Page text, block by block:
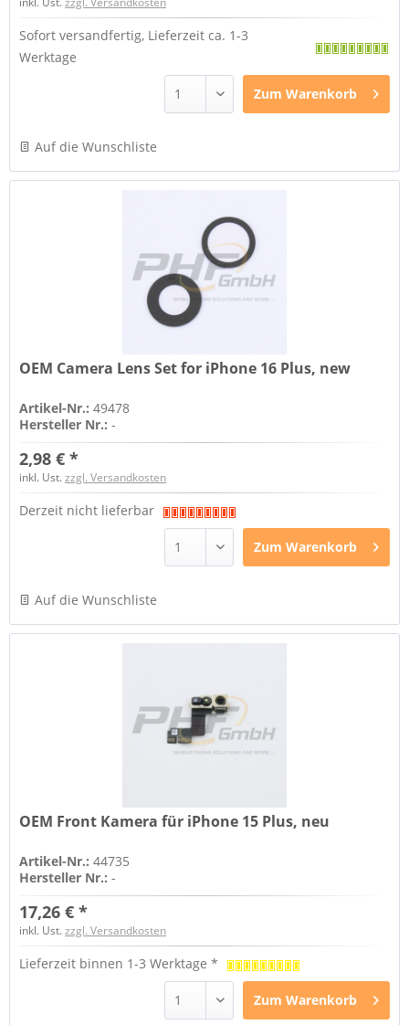
Sofort versandfertig, Lieferzeit ca. 1-3
Werktage
Zum Warenkorb
Auf die Wunschliste
OEM Camera Lens Set for iPhone 16 Plus, new
Artikel-Nr.:49478
Hersteller Nr.:-
2,98 € *
inkl. Ust.zzgl. Versandkosten
Derzeit nicht lieferbar
Zum Warenkorb
Auf die Wunschliste
OEM Front Kamera für iPhone 15 Plus, neu
Artikel-Nr.:44735
Hersteller Nr.:-
17,26 € *
inkl. Ust.zzgl. Versandkosten
Lieferzeit binnen 1-3 Werktage *
Zum Warenkorb